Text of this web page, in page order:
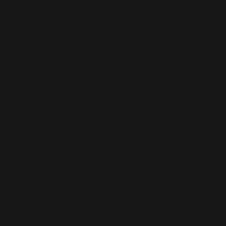
disponible en ligne
pas à contacter notre